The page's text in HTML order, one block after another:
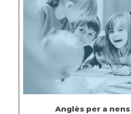
Anglès per a